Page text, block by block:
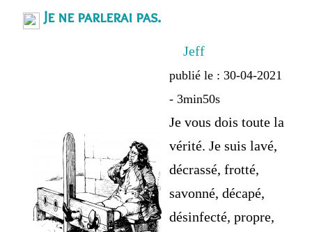
Je ne parlerai pas.
Jeff
publié le : 30-04-2021
- 3min50s
Je vous dois toute la
vérité. Je suis lavé,
décrassé, frotté,
savonné, décapé,
désinfecté, propre,